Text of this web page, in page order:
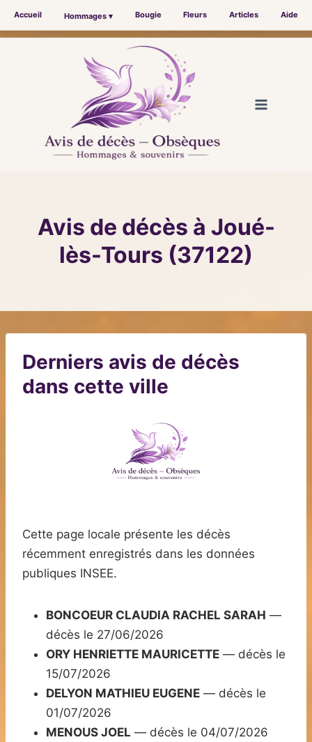
Accueil Hommages ▾ Bougie Fleurs Articles Aide
Avis de décès à Joué-
lès-Tours (37122)
Derniers avis de décès
dans cette ville
Cette page locale présente les décès
récemment enregistrés dans les données
publiques INSEE.
BONCOEUR CLAUDIA RACHEL SARAH —
décès le 27/06/2026
ORY HENRIETTE MAURICETTE — décès le
15/07/2026
DELYON MATHIEU EUGENE — décès le
01/07/2026
MENOUS JOEL — décès le 04/07/2026